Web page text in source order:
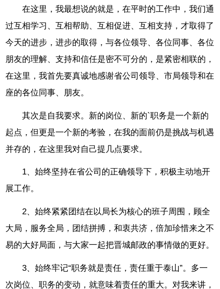
在这里，我最想说的就是，在平时的工作中，我们通
过互相学习、互相帮助、互相促进、互相支持，才取得了
今天的进步，进步的取得，与各位领导、各位同事、各位
朋友的理解、支持和信任是密不可分的，是紧密相联的，
在这里，我首先要真诚地感谢省公司领导、市局领导和在
座的各位同事、朋友。
其次是自我要求。新的岗位、新的`职务是一个新的
起点，但更是一个新的考验，在我的面前仍是挑战与机遇
并存的，在这里我对自己提几点要求。
1、始终坚持在省公司的正确领导下，积极主动地开
展工作。
2、始终紧紧团结在以局长为核心的班子周围，顾全
大局，服务全局，团结拼搏，和衷共济，倍加珍惜来之不
易的大好局面，与大家一起把晋城邮政的事情做的更好。
3、始终牢记“职务就是责任，责任重于泰山”。多一
次岗位、职务的变动，就意味着责任的重大。对我来讲，